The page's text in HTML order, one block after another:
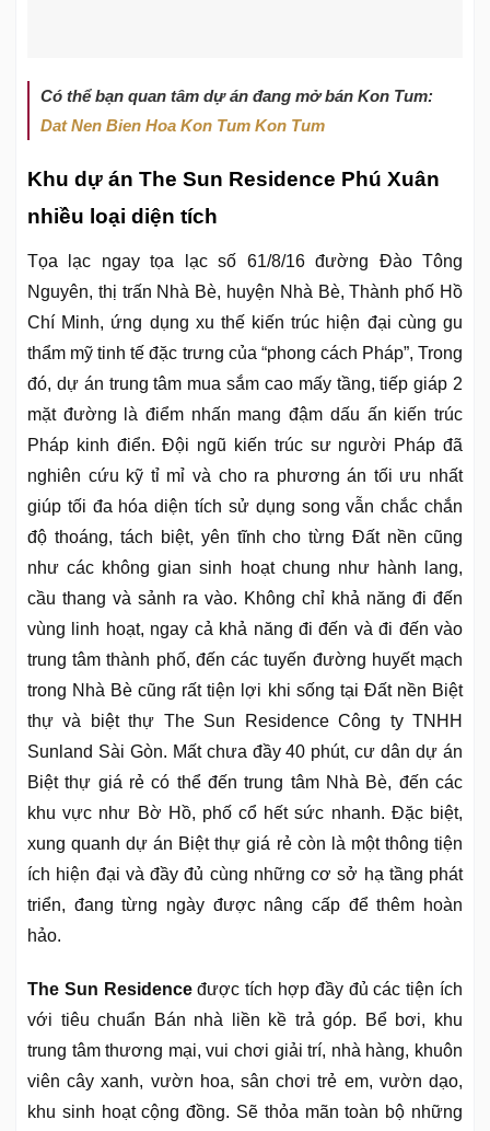
Có thể bạn quan tâm dự án đang mở bán Kon Tum:
Dat Nen Bien Hoa Kon Tum Kon Tum
Khu dự án The Sun Residence Phú Xuân
nhiều loại diện tích
Tọa lạc ngay tọa lạc số 61/8/16 đường Đào Tông
Nguyên, thị trấn Nhà Bè, huyện Nhà Bè, Thành phố Hồ
Chí Minh, ứng dụng xu thế kiến trúc hiện đại cùng gu
thẩm mỹ tinh tế đặc trưng của “phong cách Pháp”, Trong
đó, dự án trung tâm mua sắm cao mấy tầng, tiếp giáp 2
mặt đường là điểm nhấn mang đậm dấu ấn kiến trúc
Pháp kinh điển. Đội ngũ kiến trúc sư người Pháp đã
nghiên cứu kỹ tỉ mỉ và cho ra phương án tối ưu nhất
giúp tối đa hóa diện tích sử dụng song vẫn chắc chắn
độ thoáng, tách biệt, yên tĩnh cho từng Đất nền cũng
như các không gian sinh hoạt chung như hành lang,
cầu thang và sảnh ra vào. Không chỉ khả năng đi đến
vùng linh hoạt, ngay cả khả năng đi đến và đi đến vào
trung tâm thành phố, đến các tuyến đường huyết mạch
trong Nhà Bè cũng rất tiện lợi khi sống tại Đất nền Biệt
thự và biệt thự The Sun Residence Công ty TNHH
Sunland Sài Gòn. Mất chưa đầy 40 phút, cư dân dự án
Biệt thự giá rẻ có thể đến trung tâm Nhà Bè, đến các
khu vực như Bờ Hồ, phố cổ hết sức nhanh. Đặc biệt,
xung quanh dự án Biệt thự giá rẻ còn là một thông tiện
ích hiện đại và đầy đủ cùng những cơ sở hạ tầng phát
triển, đang từng ngày được nâng cấp để thêm hoàn
hảo.
The Sun Residenceđược tích hợp đầy đủ các tiện ích
với tiêu chuẩn Bán nhà liền kề trả góp. Bể bơi, khu
trung tâm thương mại, vui chơi giải trí, nhà hàng, khuôn
viên cây xanh, vườn hoa, sân chơi trẻ em, vườn dạo,
khu sinh hoạt cộng đồng. Sẽ thỏa mãn toàn bộ những